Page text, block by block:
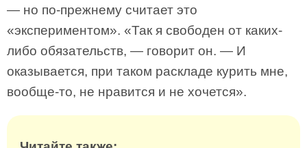
— но по-прежнему считает это
«экспериментом». «Так я свободен от каких-
либо обязательств, — говорит он. — И
оказывается, при таком раскладе курить мне,
вообще-то, не нравится и не хочется».